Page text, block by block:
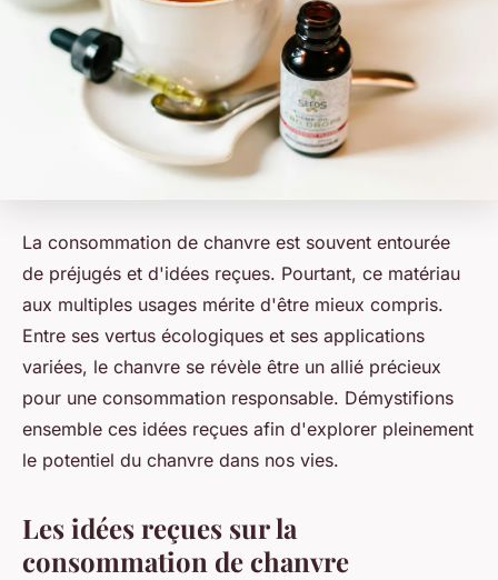
La consommation de chanvre est souvent entourée
de préjugés et d'idées reçues. Pourtant, ce matériau
aux multiples usages mérite d'être mieux compris.
Entre ses vertus écologiques et ses applications
variées, le chanvre se révèle être un allié précieux
pour une consommation responsable. Démystifions
ensemble ces idées reçues afin d'explorer pleinement
le potentiel du chanvre dans nos vies.
Les idées reçues sur la
consommation de chanvre